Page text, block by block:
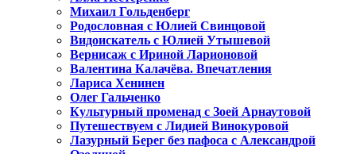
Михаил Гольденберг
Родословная с Юлией Свинцовой
Видоискатель с Юлией Утышевой
Вернисаж с Ириной Ларионовой
Валентина Калачёва. Впечатления
Лариса Хенинен
Олег Гальченко
Культурный променад с Зоей Арнаутовой
Путешествуем с Лидией Винокуровой
Лазурный Берег без пафоса с Александрой